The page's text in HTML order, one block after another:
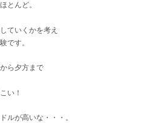
とんど。
ていくかを考え
です。
ら夕方まで
い！
ルが高いな・・・。